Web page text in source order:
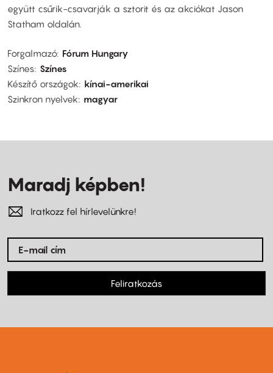
együtt csűrik-csavarják a sztorit és az akciókat Jason
Statham oldalán.
Forgalmazó Fórum Hungary
Színes Színes
Készítő országok
kínai-amerikai
Szinkron nyelvek
magyar
Maradj képben!
Iratkozz fel hírlevelünkre!
Feliratkozás